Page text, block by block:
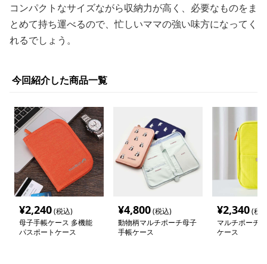
コンパクトなサイズながら収納力が高く、必要なものをま
とめて持ち運べるので、忙しいママの強い味方になってく
れるでしょう。
今回紹介した商品一覧
¥2,240(税込)
母子手帳ケース 多機能
パスポートケース
¥4,800(税込)
動物柄マルチポーチ母子
手帳ケース
¥2,340(税
マルチポーチ
ケース